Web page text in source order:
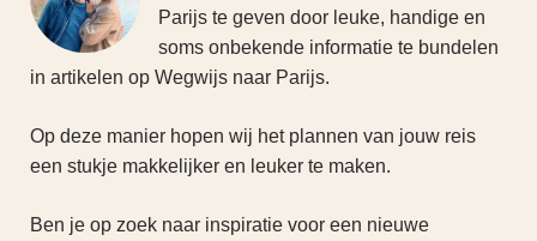
Parijs te geven door leuke, handige en
soms onbekende informatie te bundelen
in artikelen op Wegwijs naar Parijs.
Op deze manier hopen wij het plannen van jouw reis
een stukje makkelijker en leuker te maken.
Ben je op zoek naar inspiratie voor een nieuwe